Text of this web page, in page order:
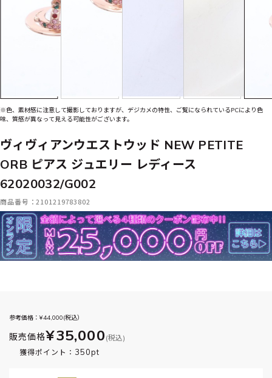
※色、素材感に注意して撮影しておりますが、デジカメの特性、ご覧になられているPCにより色
味、質感が異なって見える可能性がございます。
ヴィヴィアンウエストウッド NEW PETITE
ORB ピアス ジュエリー レディース
62020032/G002
商品番号：2101219783802
参考価格：¥44,000(税込）
販売価格¥35,000 (税込)
獲得ポイント： 350pt